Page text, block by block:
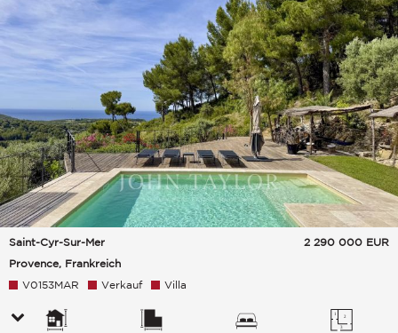
Saint-Cyr-Sur-Mer
Provence, Frankreich
2 290 000 EUR
V0153MAR Verkauf Villa